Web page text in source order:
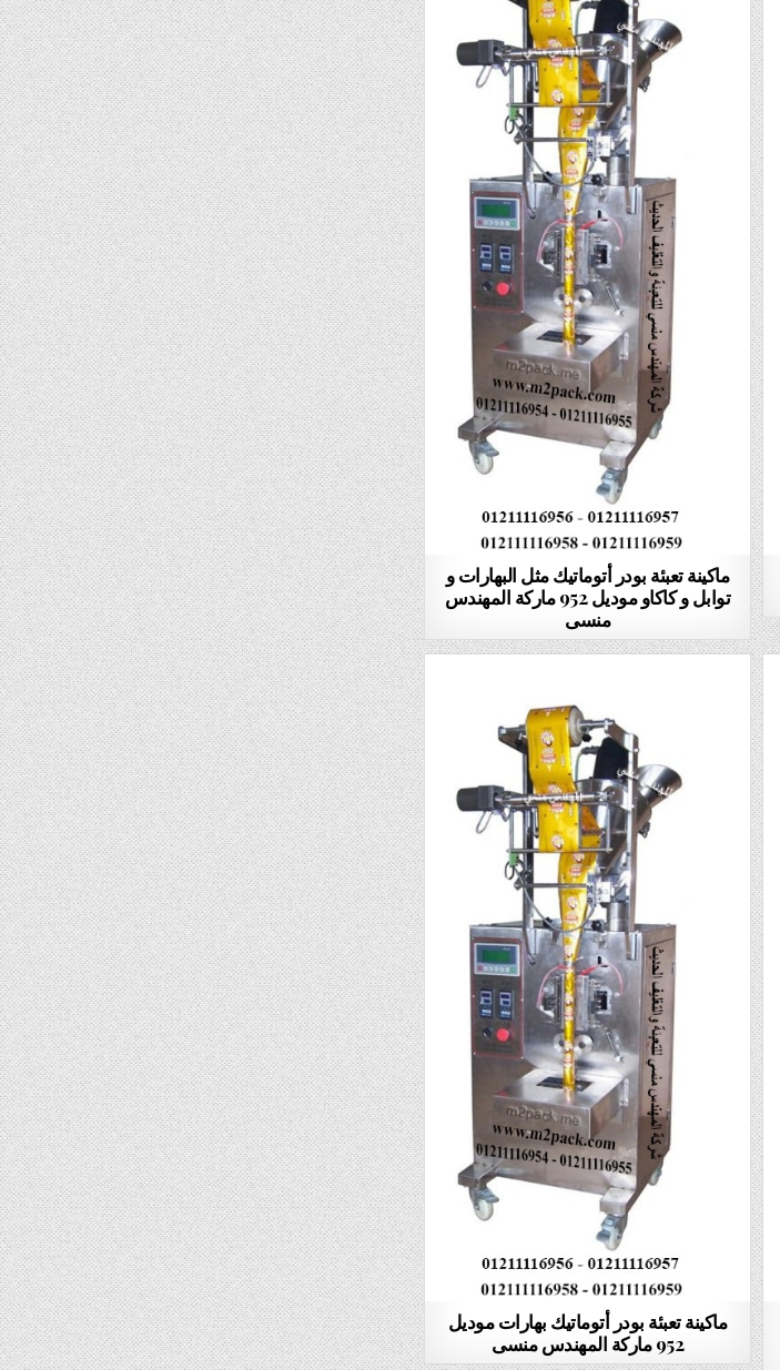
ماكينة تعبئة بودر أتوماتيك مثل البهارات و
توابل و كاكاو موديل 952 ماركة المهندس
منسى
ماكينة تعبئة بودر أتوماتيك بهارات موديل
952 ماركة المهندس منسى